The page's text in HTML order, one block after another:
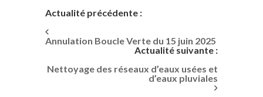
Actualité précédente :
Annulation Boucle Verte du 15 juin 2025
Actualité suivante :
Nettoyage des réseaux d’eaux usées et
d’eaux pluviales